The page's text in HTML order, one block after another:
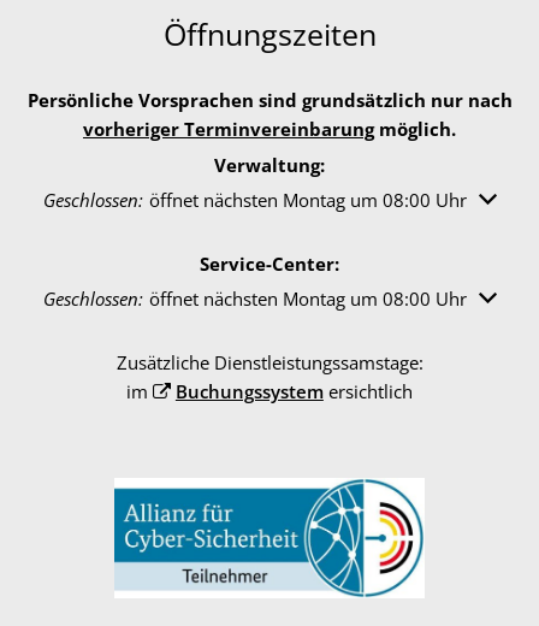
Öffnungszeiten
Persönliche Vorsprachen sind grundsätzlich nur nach
vorheriger Terminvereinbarungmöglich.
Verwaltung:
Klicken, um weitere Öffnungs- oder Schließzeiten
Geschlossen: öffnet nächsten Montag um 08:00 Uhr
Service-Center:
Klicken, um weitere Öffnungs- oder Schließzeiten
Geschlossen: öffnet nächsten Montag um 08:00 Uhr
Zusätzliche Dienstleistungssamstage:
im
Buchungssystemersichtlich